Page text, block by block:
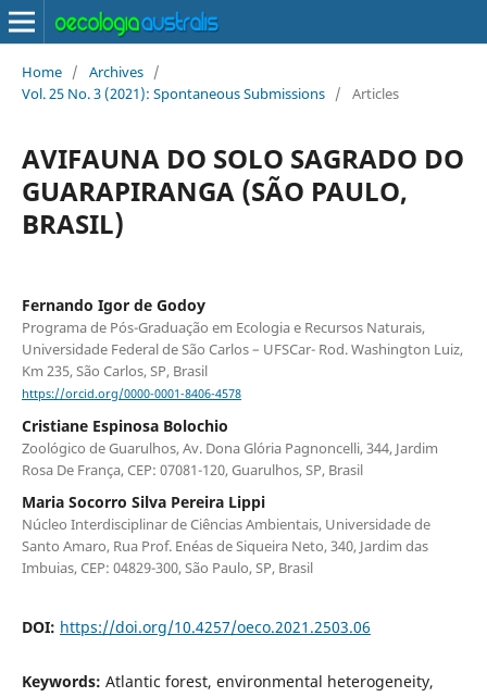
Home / Archives /
Vol. 25 No. 3 (2021): Spontaneous Submissions / Articles
AVIFAUNA DO SOLO SAGRADO DO
GUARAPIRANGA (SÃO PAULO,
BRASIL)
Fernando Igor de Godoy
Programa de Pós-Graduação em Ecologia e Recursos Naturais,
Universidade Federal de São Carlos – UFSCar- Rod. Washington Luiz,
Km 235, São Carlos, SP, Brasil
https://orcid.org/0000-0001-8406-4578
Cristiane Espinosa Bolochio
Zoológico de Guarulhos, Av. Dona Glória Pagnoncelli, 344, Jardim
Rosa De França, CEP: 07081-120, Guarulhos, SP, Brasil
Maria Socorro Silva Pereira Lippi
Núcleo Interdisciplinar de Ciências Ambientais, Universidade de
Santo Amaro, Rua Prof. Enéas de Siqueira Neto, 340, Jardim das
Imbuias, CEP: 04829-300, São Paulo, SP, Brasil
DOI: https://doi.org/10.4257/oeco.2021.2503.06
Keywords: Atlantic forest, environmental heterogeneity,